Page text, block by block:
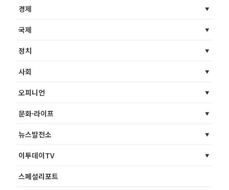
경제
국제
정치
사회
오피니언
문화·라이프
뉴스발전소
이투데이TV
스페셜리포트